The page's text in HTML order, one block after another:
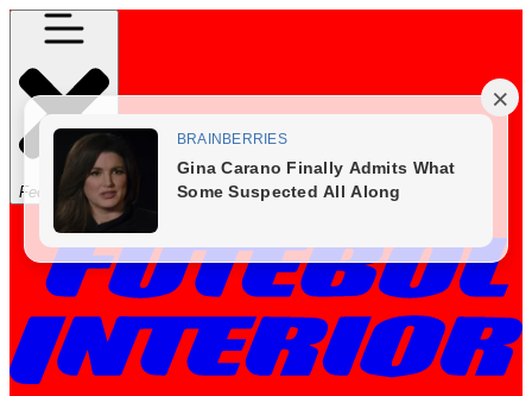
Fechar Menu